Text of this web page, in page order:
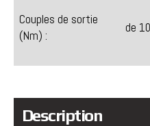
Couples de sortie
(Nm) :
de
Description